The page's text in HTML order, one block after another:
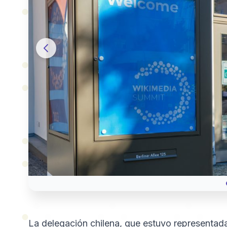
La delegación chilena, que estuvo